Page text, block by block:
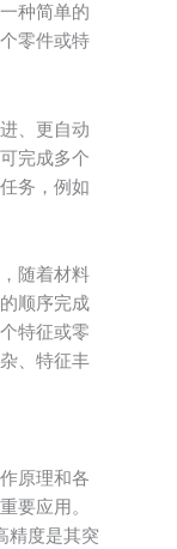
种简单的
零件或特
、更自动
完成多个
务，例如
随着材料
顺序完成
特征或零
、特征丰
原理和各
要应用。
精度是其突